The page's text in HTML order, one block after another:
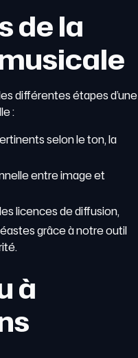
de la
différentes étapes d’une
:
selon le ton, la
entre image et
licences de diffusion,
grâce à notre outil
à